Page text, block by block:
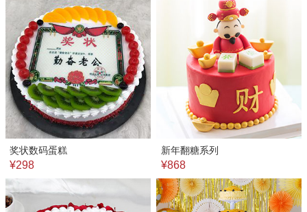
奖状数码蛋糕
¥298
新年翻糖系列
¥868